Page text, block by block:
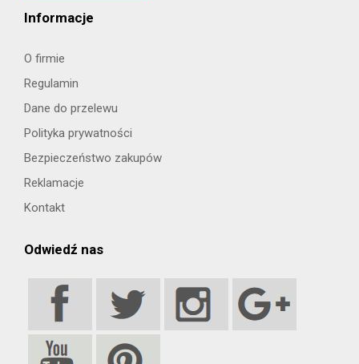
Informacje
O firmie
Regulamin
Dane do przelewu
Polityka prywatności
Bezpieczeństwo zakupów
Reklamacje
Kontakt
Odwiedź nas